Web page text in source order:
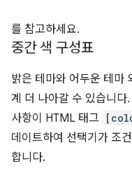
를 참고하세요.
중간 색 구성표
밝은 테마와 어두운 테마
계 더 나아갈 수 있습니다
사항이 HTML 태그
데이트하여 선택기가 조
합니다.